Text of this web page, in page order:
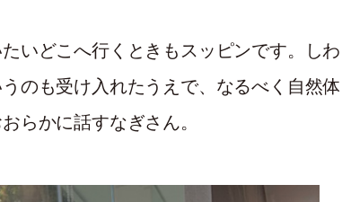
いどこへ行くときもスッピンです。しわ
のも受け入れたうえで、なるべく自然体
らかに話すなぎさん。